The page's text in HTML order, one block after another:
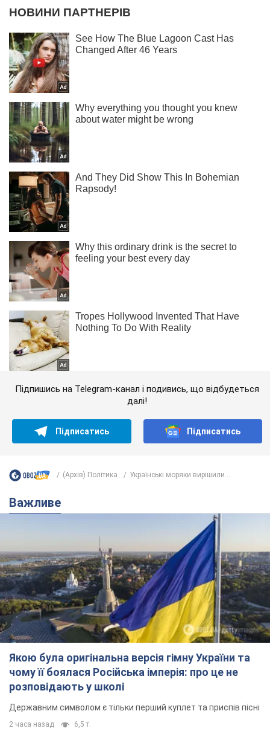
Підпишись на Telegram-канал і подивись, що відбудеться
далі!
Підписатись Підписатись
(Архів) Політика Українські моряки вирішили...
Важливе
Якою була оригінальна версія гімну України та
чому її боялася Російська імперія: про це не
розповідають у школі
Державним символом є тільки перший куплет та приспів пісні
2 часа назад 6,5 т.